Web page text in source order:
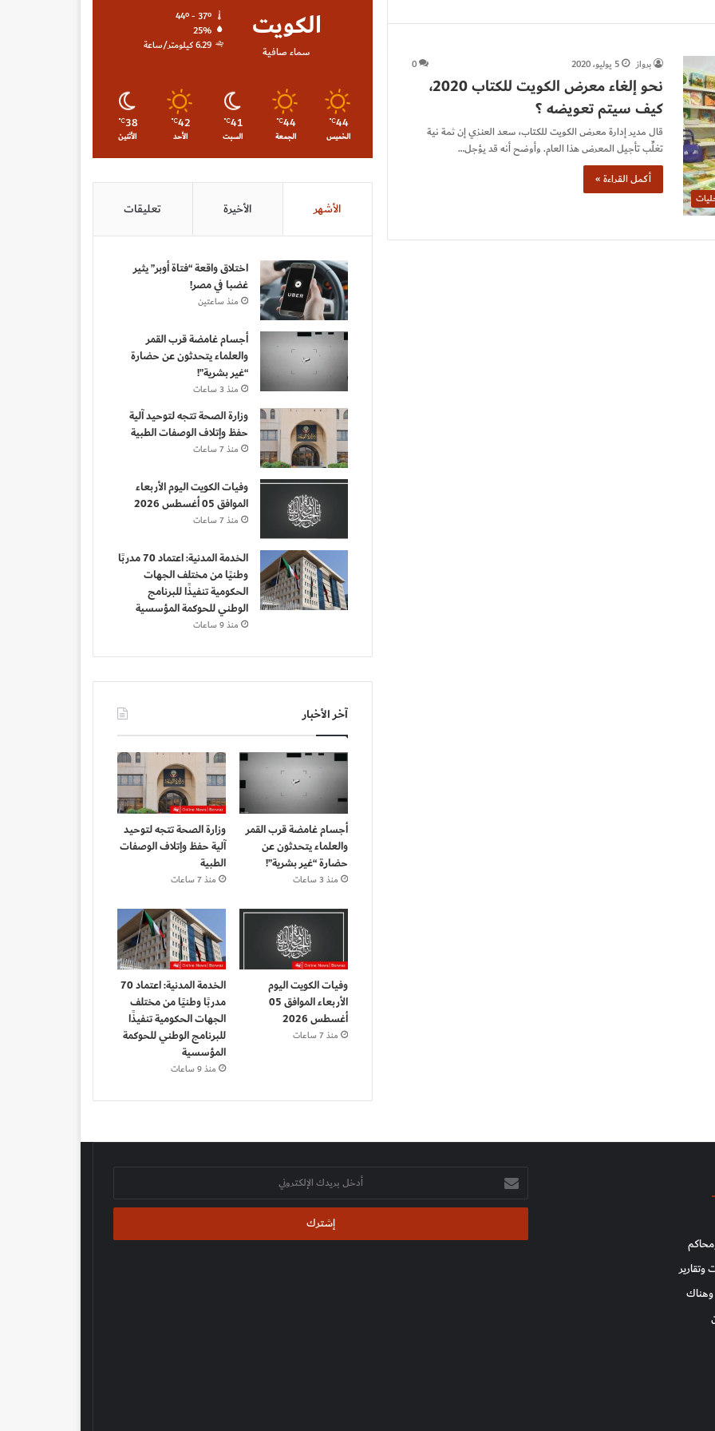
برواز 5 يوليو، 2020 0
نحو إلغاء معرض الكويت للكتاب 2020،
كيف سيتم تعويضه ؟
قال مدير إدارة معرض الكويت للكتاب، سعد العنزي إن ثمة نية
تغلِّب تأجيل المعرض هذا العام. وأوضح أنه قد يؤجل…
أكمل القراءة »
الكويت
سماء صافية
44º - 37º
25%
6.29 كيلومتر/ساعة
44
℃
الخميس
44
℃
الجمعة
41
℃
السبت
42
℃
الأحد
38
℃
الأثنين
الأشهر الأخيرة تعليقات
اختلاق واقعة “فتاة أوبر” يثير
غضبا في مصر!
منذ ساعتين
أجسام غامضة قرب القمر
والعلماء يتحدثون عن حضارة
“غير بشرية”!
منذ 3 ساعات
وزارة الصحة تتجه لتوحيد آلية
حفظ وإتلاف الوصفات الطبية
منذ 7 ساعات
وفيات الكويت اليوم الأربعاء
الموافق 05 أغسطس 2026
منذ 7 ساعات
الخدمة المدنية: اعتماد 70 مدربًا
وطنيًا من مختلف الجهات
الحكومية تنفيذًا للبرنامج
الوطني للحوكمة المؤسسية
منذ 9 ساعات
آخر الأخبار
أجسام غامضة قرب القمر
والعلماء يتحدثون عن
حضارة “غير بشرية”!
منذ 3 ساعات
وزارة الصحة تتجه لتوحيد
آلية حفظ وإتلاف الوصفات
الطبية
منذ 7 ساعات
وفيات الكويت اليوم
الأربعاء الموافق 05
أغسطس 2026
منذ 7 ساعات
الخدمة المدنية: اعتماد 70
مدربًا وطنيًا من مختلف
الجهات الحكومية تنفيذًا
للبرنامج الوطني للحوكمة
المؤسسية
منذ 9 ساعات
وتقارير
أدخل
بريدك
الإلكتروني